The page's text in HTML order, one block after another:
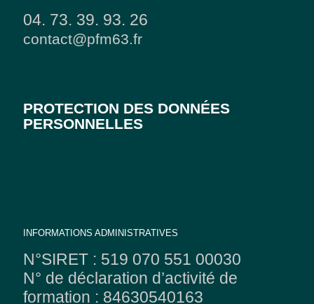
04. 73. 39. 93. 26
contact@pfm63.fr
PROTECTION DES DONNÉES
PERSONNELLES
INFORMATIONS ADMINISTRATIVES
N°SIRET : 519 070 551 00030
N° de déclaration d’activité de
formation : 84630540163